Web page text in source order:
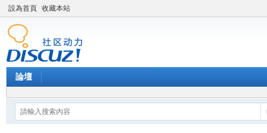
設為首頁 收藏本站
論壇